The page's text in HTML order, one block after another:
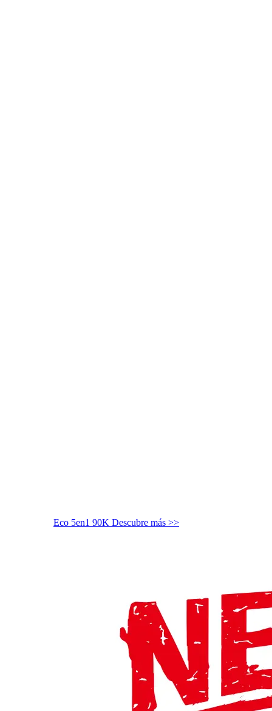
Eco 5en1 90K Descubre más >>